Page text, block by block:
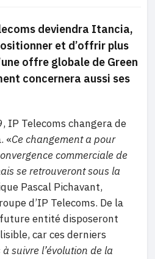
deviendra Itancia,
et d’offrir plus
offre globale de Green
concernera aussi ses
IP Telecoms changera de
«Ce changement a pour
commerciale de
se retrouveront sous la
Pascal Pichavant,
d’IP Telecoms. De la
entité disposeront
car ces derniers
suivre l’évolution de la